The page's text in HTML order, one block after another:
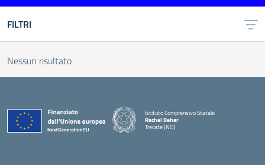
FILTRI
Nessun risultato
Istituto Comprensivo Statale
Rachel Behar
Trecate (NO)